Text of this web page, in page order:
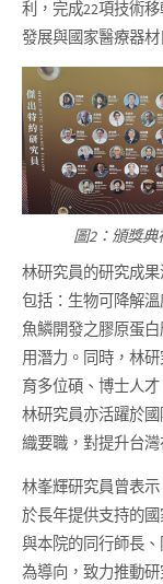
利，完成22項技術
發展與國家醫療器
圖2：頒獎
林研究員的研究成
包括：生物可降解
魚鱗開發之膠原蛋
用潛力。同時，林
育多位碩、博士人
林研究員亦活躍於
織要職，對提升台
林峯輝研究員曾表
於長年提供支持的
與本院的同行師長
為導向，致力推動